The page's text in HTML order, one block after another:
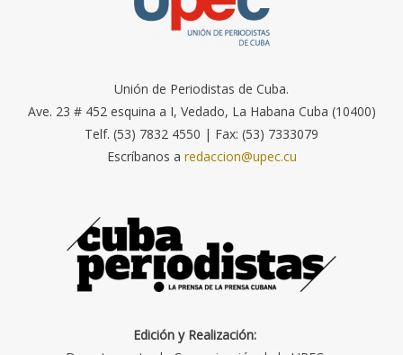
Unión de Periodistas de Cuba.
Ave. 23 # 452 esquina a I, Vedado, La Habana Cuba (10400)
Telf. (53) 7832 4550 | Fax: (53) 7333079
Escríbanos a redaccion@upec.cu
Edición y Realización: